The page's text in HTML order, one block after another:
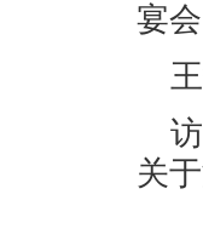
宴会
关